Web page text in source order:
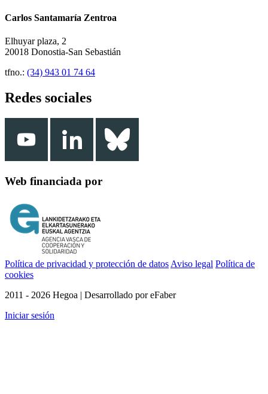
Carlos Santamaría Zentroa
Elhuyar plaza, 2
20018 Donostia-San Sebastián
tfno.: (34) 943 01 74 64
Redes sociales
Web financiada por
Política de privacidad y protección de datos Aviso legal Política de
cookies
2011 - 2026 Hegoa | Desarrollado por eFaber
Iniciar sesión